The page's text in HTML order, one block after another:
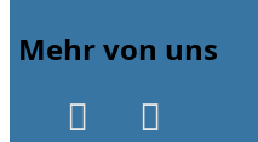
Mehr von uns